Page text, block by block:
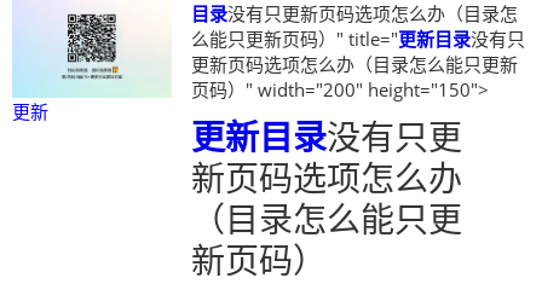
更新
目录没有只更新页码选项怎么办（目录怎
么能只更新页码）" title="更新目录没有只
更新页码选项怎么办（目录怎么能只更新
页码）" width="200" height="150">
更新目录没有只更
新页码选项怎么办
（目录怎么能只更
新页码）